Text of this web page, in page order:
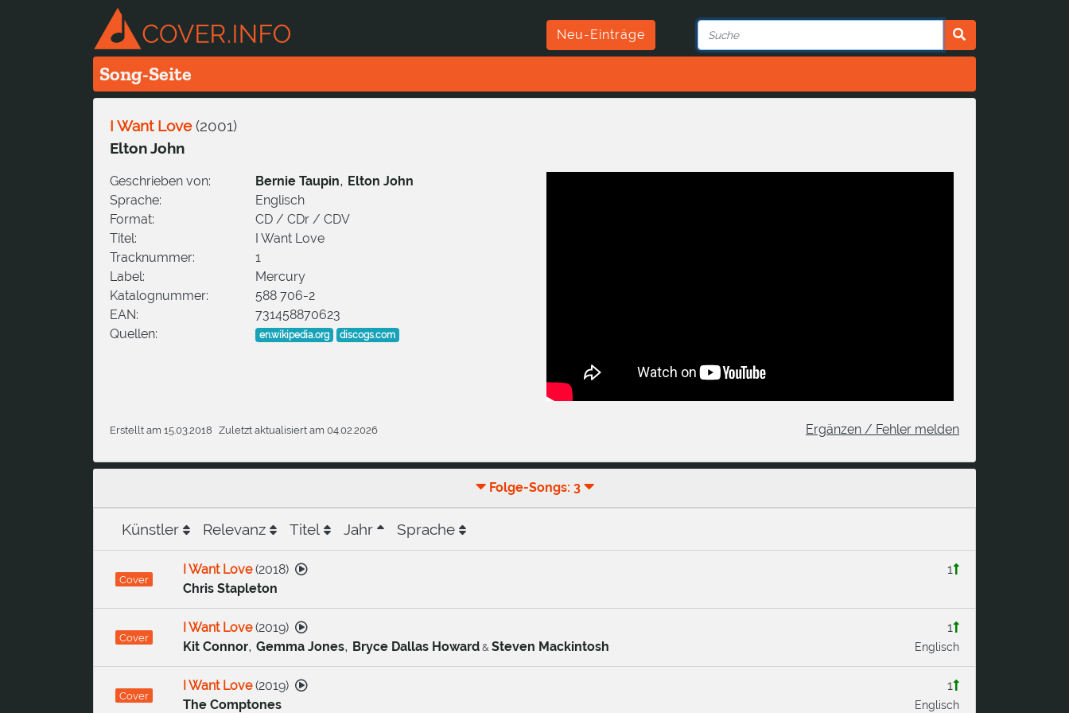
Neu-Einträge
Song-Seite
I Want Love(2001)
Elton John
Geschrieben von: Bernie Taupin, Elton John
Sprache:
Englisch
Format:
CD / CDr / CDV
Titel:
I Want Love
Tracknummer:
1
Label:
Mercury
Katalognummer:
588 706-2
EAN:
731458870623
Quellen:
en.wikipedia.org discogs.com
Erstellt am 15.03.2018 Zuletzt aktualisiert am 04.02.2026 Ergänzen / Fehler melden
Folge-Songs: 3
Künstler Relevanz Titel Jahr Sprache
Cover
1
I Want Love(2018)
Chris Stapleton
Cover
1
Englisch
I Want Love(2019)
Kit Connor, Gemma Jones, Bryce Dallas Howard& Steven Mackintosh
Cover
1
Englisch
I Want Love(2019)
The Comptones